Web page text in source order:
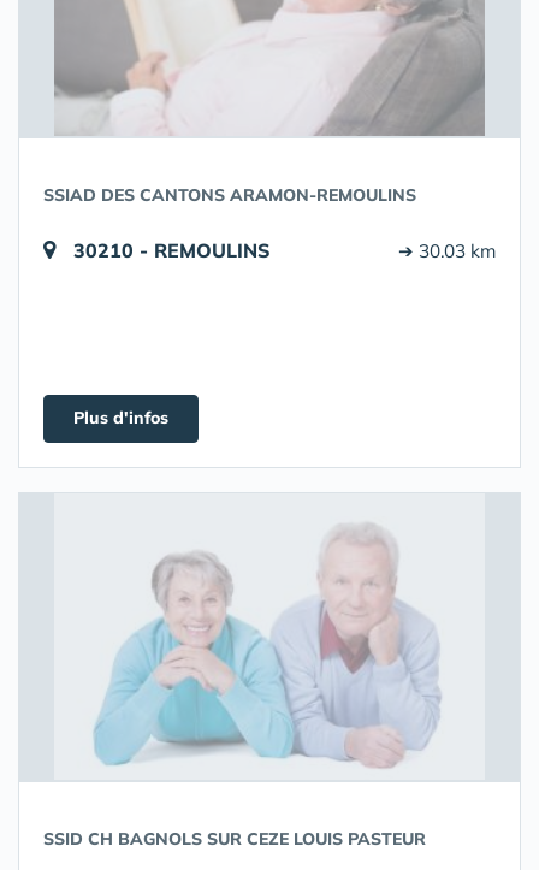
SSIAD DES CANTONS ARAMON-REMOULINS
30210 - REMOULINS ➔ 30.03 km
Plus d'infos
SSID CH BAGNOLS SUR CEZE LOUIS PASTEUR